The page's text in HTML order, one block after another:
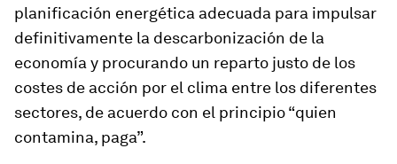
planificación energética adecuada para impulsar
definitivamente la descarbonización de la
economía y procurando un reparto justo de los
costes de acción por el clima entre los diferentes
sectores, de acuerdo con el principio “quien
contamina, paga”.